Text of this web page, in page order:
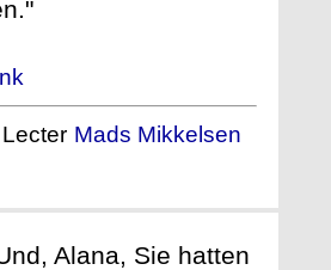
Mads Mikkelsen
Alana, Sie hatten